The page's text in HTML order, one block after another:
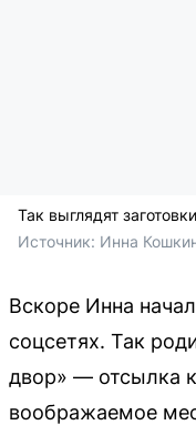
Так выглядят
Источник: Инна
Вскоре Инна
соцсетях. Так
двор» — отсылка
воображаемое